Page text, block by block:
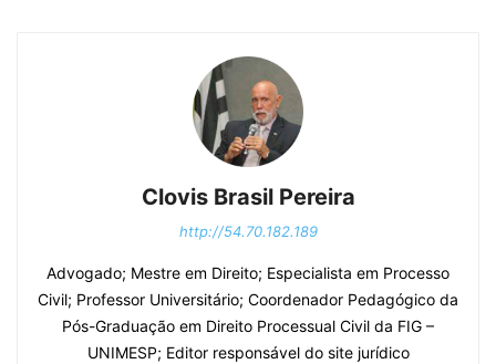
Clovis Brasil Pereira
http://54.70.182.189
Advogado; Mestre em Direito; Especialista em Processo
Civil; Professor Universitário; Coordenador Pedagógico da
Pós-Graduação em Direito Processual Civil da FIG –
UNIMESP; Editor responsável do site jurídico